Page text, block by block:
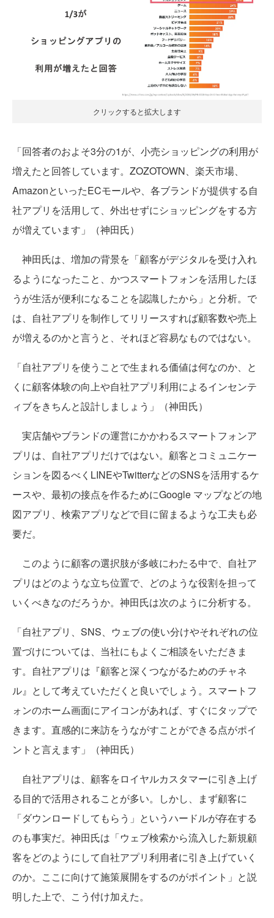
クリックすると拡大します
「回答者のおよそ3分の1が、小売ショッピングの利用が
増えたと回答しています。ZOZOTOWN、楽天市場、
AmazonといったECモールや、各ブランドが提供する自
社アプリを活用して、外出せずにショッピングをする方
が増えています」（神田氏）
神田氏は、増加の背景を「顧客がデジタルを受け入れ
るようになったこと、かつスマートフォンを活用したほ
うが生活が便利になることを認識したから」と分析。で
は、自社アプリを制作してリリースすれば顧客数や売上
が増えるのかと言うと、それほど容易なものではない。
「自社アプリを使うことで生まれる価値は何なのか、と
くに顧客体験の向上や自社アプリ利用によるインセンテ
ィブをきちんと設計しましょう」（神田氏）
実店舗やブランドの運営にかかわるスマートフォンア
プリは、自社アプリだけではない。顧客とコミュニケー
ションを図るべくLINEやTwitterなどのSNSを活用するケ
ースや、最初の接点を作るためにGoogle マップなどの地
図アプリ、検索アプリなどで目に留まるような工夫も必
要だ。
このように顧客の選択肢が多岐にわたる中で、自社ア
プリはどのような立ち位置で、どのような役割を担って
いくべきなのだろうか。神田氏は次のように分析する。
「自社アプリ、SNS、ウェブの使い分けやそれぞれの位
置づけについては、当社にもよくご相談をいただきま
す。自社アプリは『顧客と深くつながるためのチャネ
ル』として考えていただくと良いでしょう。スマートフ
ォンのホーム画面にアイコンがあれば、すぐにタップで
きます。直感的に来訪をうながすことができる点がポイ
ントと言えます」（神田氏）
自社アプリは、顧客をロイヤルカスタマーに引き上げ
る目的で活用されることが多い。しかし、まず顧客に
「ダウンロードしてもらう」というハードルが存在する
のも事実だ。神田氏は「ウェブ検索から流入した新規顧
客をどのようにして自社アプリ利用者に引き上げていく
のか。ここに向けて施策展開をするのがポイント」と説
明した上で、こう付け加えた。